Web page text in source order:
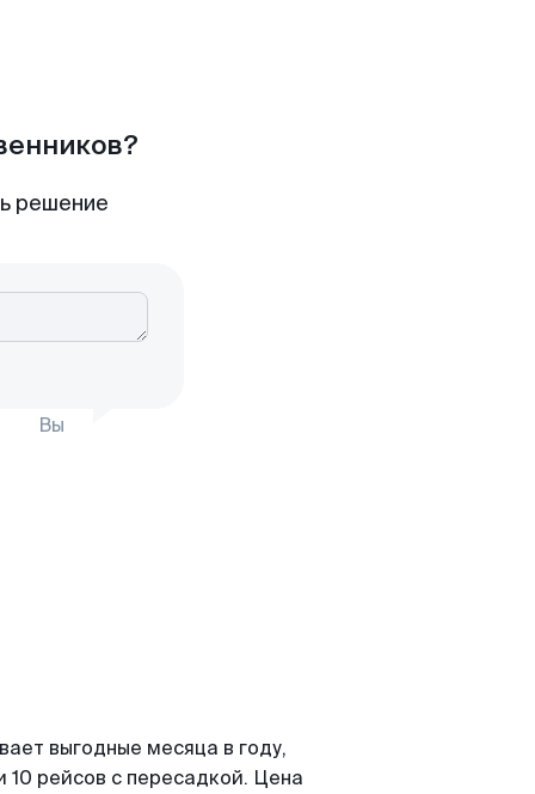
решение
Вы
выгодные месяца в году,
рейсов с пересадкой. Цена